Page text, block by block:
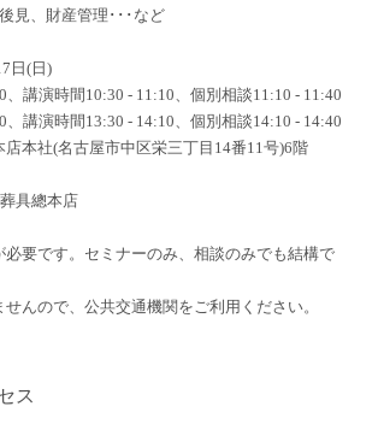
見、財産管理･･･など
日(日)
、講演時間10:30 - 11:10、個別相談11:10 - 11:40
、講演時間13:30 - 14:10、個別相談14:10 - 14:40
本社(名古屋市中区栄三丁目14番11号)6階
具總本店
要です。セミナーのみ、相談のみでも結構で
んので、公共交通機関をご利用ください。
ス